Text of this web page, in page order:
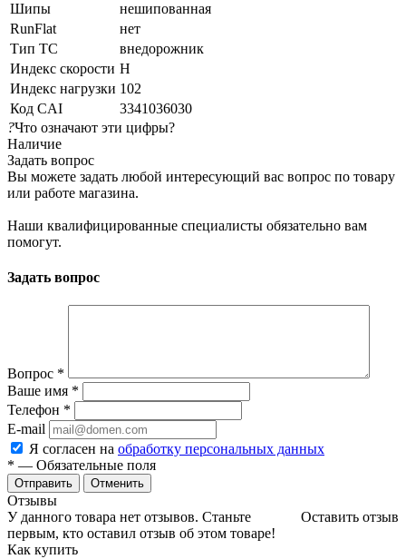
Шипы
нешипованная
RunFlat
нет
Тип ТС
внедорожник
Индекс скорости H
Индекс нагрузки 102
Код CAI
3341036030
?Что означают эти цифры?
Наличие
Задать вопрос
Вы можете задать любой интересующий вас вопрос по товару
или работе магазина.
Наши квалифицированные специалисты обязательно вам
помогут.
Задать вопрос
Вопрос *
Ваше имя *
Телефон *
E-mail
Я согласен на обработку персональных данных
* — Обязательные поля
Отменить
Отзывы
Оставить отзыв
У данного товара нет отзывов. Станьте
первым, кто оставил отзыв об этом товаре!
Как купить